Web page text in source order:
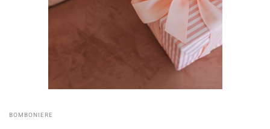
BOMBONIERE